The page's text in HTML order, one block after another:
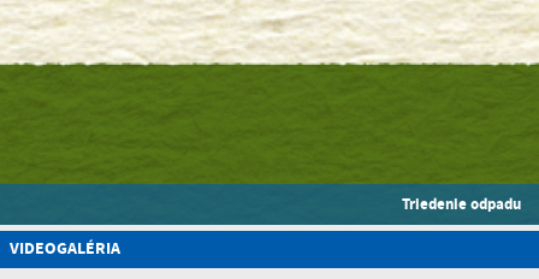
Triedenie odpadu
VIDEOGALÉRIA